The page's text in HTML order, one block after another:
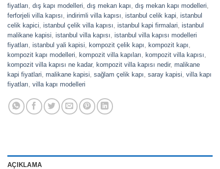
fiyatları dış kapı modelleri dış mekan kapı dış mekan kapı modelleri
ferforjeli villa kapısı indirimli villa kapısı istanbul celik kapi istanbul
celik kapici istanbul çelik villa kapısı istanbul kapi firmalari istanbul
malikane kapisi istanbul villa kapısı istanbul villa kapısı modelleri
fiyatları istanbul yali kapisi kompozit çelik kapı kompozit kapı
kompozit kapı modelleri
kompozit villa kapıları kompozit villa kapısı
kompozit villa kapısı ne kadar, kompozit villa kapısı nedir, malikane
kapi fiyatlari malikane kapisi sağlam çelik kapı saray kapisi villa kapı
fiyatları villa kapı modelleri
AÇIKLAMA